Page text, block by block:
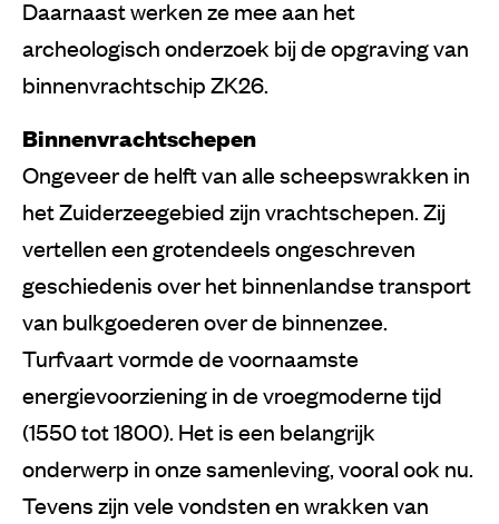
Daarnaast werken ze mee aan het
archeologisch onderzoek bij de opgraving van
binnenvrachtschip ZK26.
Binnenvrachtschepen
Ongeveer de helft van alle scheepswrakken in
het Zuiderzeegebied zijn vrachtschepen. Zij
vertellen een grotendeels ongeschreven
geschiedenis over het binnenlandse transport
van bulkgoederen over de binnenzee.
Turfvaart vormde de voornaamste
energievoorziening in de vroegmoderne tijd
(1550 tot 1800). Het is een belangrijk
onderwerp in onze samenleving, vooral ook nu.
Tevens zijn vele vondsten en wrakken van